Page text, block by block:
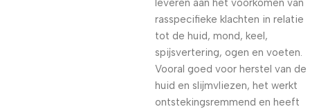
leveren aan het voorkomen van
rasspecifieke klachten in relatie
tot de huid, mond, keel,
spijsvertering, ogen en voeten.
Vooral goed voor herstel van de
huid en slijmvliezen, het werkt
ontstekingsremmend en heeft